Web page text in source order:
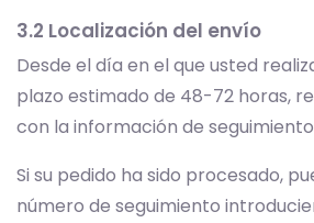
3.2 Localización del envío
Desde el día en el que usted
plazo estimado de 48-72 horas,
con la información de
Si su pedido ha sido procesado,
número de seguimiento